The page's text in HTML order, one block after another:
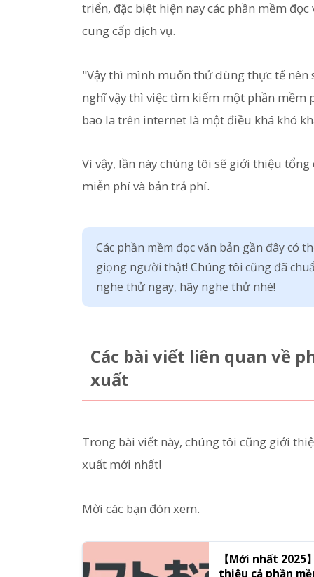
triển, đặc biệt hiện nay các phần mềm
cung cấp dịch vụ.
"Vậy thì mình muốn thử dùng thực tế nên
nghĩ vậy thì việc tìm kiếm một phần
bao la trên internet là một điều khá khó
Vì vậy, lần này chúng tôi sẽ giới thiệu
miễn phí và bản trả phí.
Các phần mềm đọc văn bản gần đây có
giọng người thật! Chúng tôi cũng đã
nghe thử ngay, hãy nghe thử nhé!
Các bài viết liên quan về
xuất
Trong bài viết này, chúng tôi cũng giới
xuất mới nhất!
Mời các bạn đón xem.
【Mới nhất
thiệu cả phần